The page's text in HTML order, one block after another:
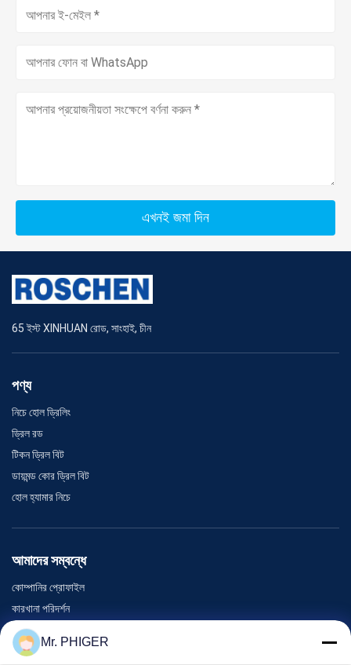
এখনই জমা দিন
65 ইস্ট XINHUAN রোড, সাংহাই, চীন
পণ্য
নিচে হোল ড্রিলিং
ড্রিল রড
টিকন ড্রিল বিট
ডায়মন্ড কোর ড্রিল বিট
হোল হ্যামার নিচে
আমাদের সম্বন্ধে
কোম্পানির প্রোফাইল
কারখানা পরিদর্শন
গুণমান নিয়ন্ত্রণ
সাইট ম্যাপ
Mr. PHIGER